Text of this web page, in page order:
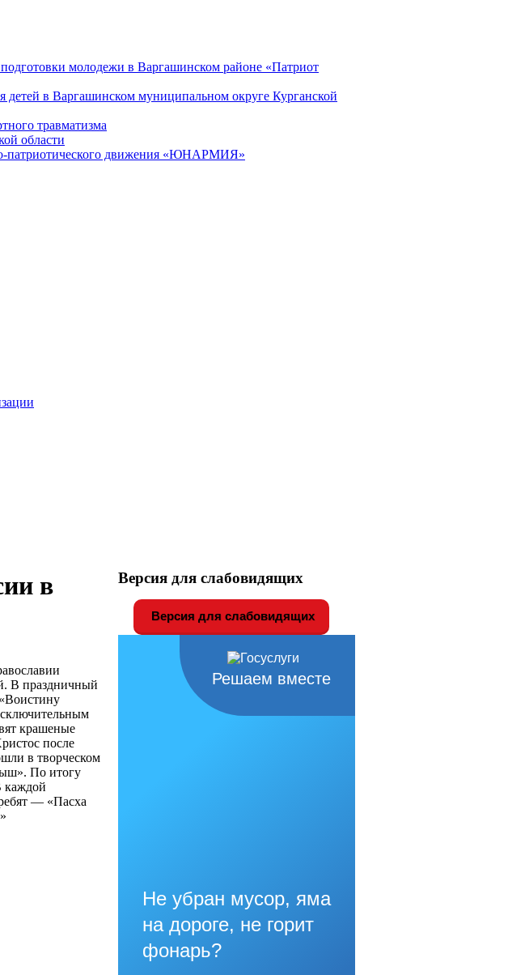
молодежи в Варгашинском районе «Патриот
в Варгашинском муниципальном округе Курганской
травматизма
области
патриотического движения «ЮНАРМИЯ»
в
В праздничный
крашеные
после
в творческом
По итогу
каждой
— «Пасха
Версия для слабовидящих
Версия для слабовидящих
Решаем вместе
Не убран мусор, яма
на дороге, не горит
фонарь?